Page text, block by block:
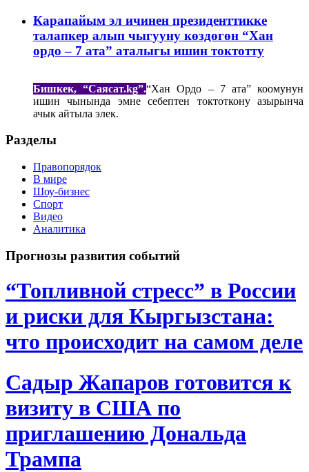
Карапайым эл ичинен президенттикке
талапкер алып чыгууну көздөгөн “Хан
ордо – 7 ата” аталыгы ишин токтотту
Бишкек, “Саясат.kg”.“Хан Ордо – 7 ата” коомунун
ишин чынында эмне себептен токтоткону азырынча
ачык айтыла элек.
Разделы
Правопорядок
В мире
Шоу-бизнес
Спорт
Видео
Аналитика
Прогнозы развития событий
“Топливной стресс” в России
и риски для Кыргызстана:
что происходит на самом деле
Садыр Жапаров готовится к
визиту в США по
приглашению Дональда
Трампа